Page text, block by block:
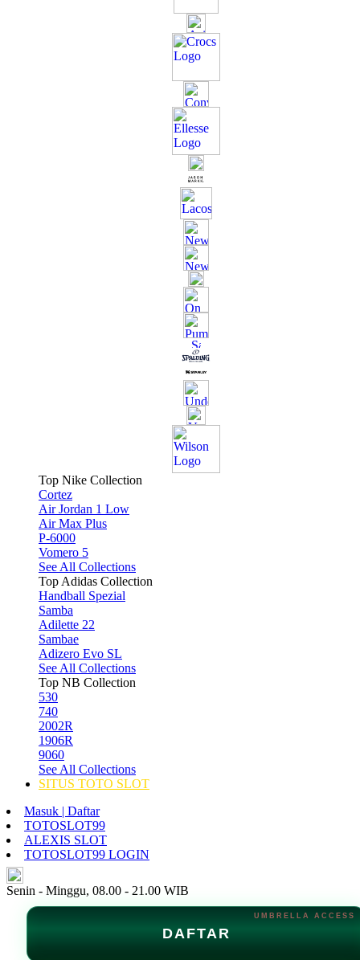
Top Nike Collection
Cortez
Air Jordan 1 Low
Air Max Plus
P-6000
Vomero 5
See All Collections
Top Adidas Collection
Handball Spezial
Samba
Adilette 22
Sambae
Adizero Evo SL
See All Collections
Top NB Collection
530
740
2002R
1906R
9060
See All Collections
SITUS TOTO SLOT
Masuk | Daftar
TOTOSLOT99
ALEXIS SLOT
TOTOSLOT99 LOGIN
Senin - Minggu, 08.00 - 21.00 WIB
DAFTAR